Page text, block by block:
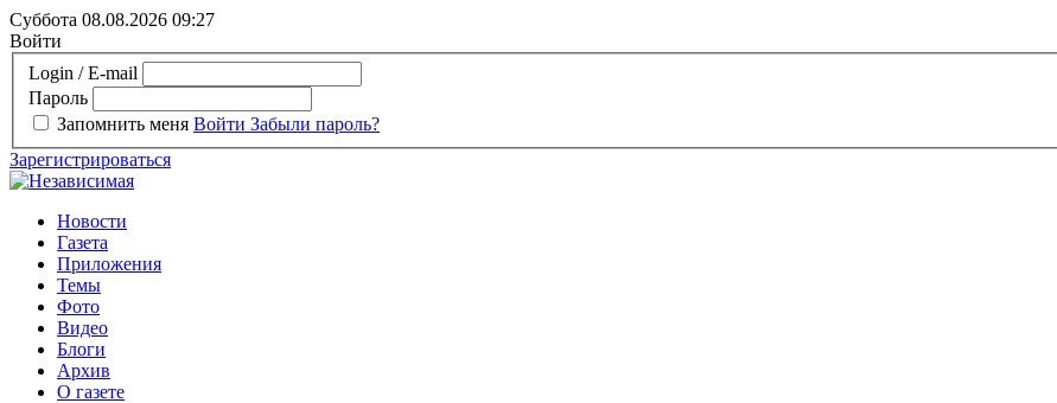
Суббота 08.08.2026 09:27
Войти
Login / E-mail
Пароль
Запомнить меня Войти Забыли пароль?
Зарегистрироваться
Новости
Газета
Приложения
Темы
Фото
Видео
Блоги
Архив
О газете